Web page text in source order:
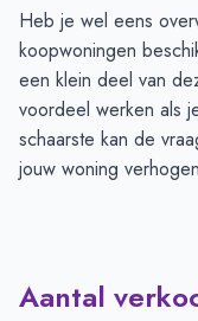
Heb je wel eens
koopwoningen
een klein deel van
voordeel werken als
schaarste kan de
jouw woning
Aantal